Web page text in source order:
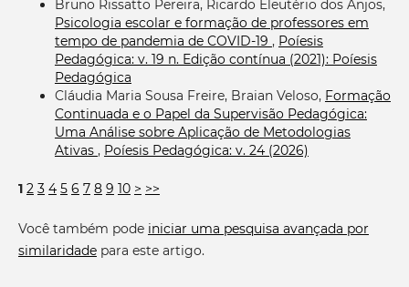
Bruno Rissatto Pereira, Ricardo Eleutério dos Anjos,
Psicologia escolar e formação de professores em
tempo de pandemia de COVID-19 , Poíesis
Pedagógica: v. 19 n. Edição contínua (2021): Poíesis
Pedagógica
Cláudia Maria Sousa Freire, Braian Veloso, Formação
Continuada e o Papel da Supervisão Pedagógica:
Uma Análise sobre Aplicação de Metodologias
Ativas , Poíesis Pedagógica: v. 24 (2026)
1 2 3 4 5 6 7 8 9 10 > >>
Você também pode iniciar uma pesquisa avançada por
similaridadepara este artigo.